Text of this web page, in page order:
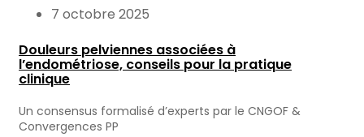
7 octobre 2025
Douleurs pelviennes associées à
l’endométriose, conseils pour la pratique
clinique
Un consensus formalisé d’experts par le CNGOF &
Convergences PP